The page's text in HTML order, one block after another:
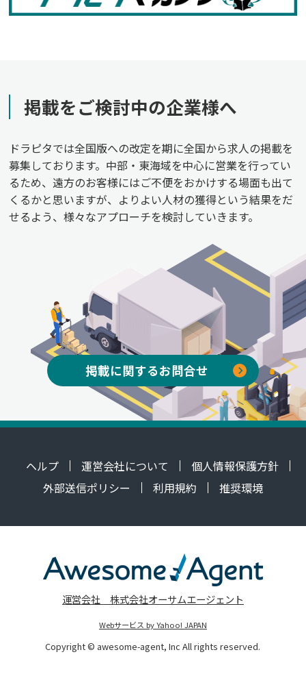
掲載をご検討中の企業様へ
ドラピタでは全国版への改定を期に全国から求人の掲載を
募集しております。中部・東海域を中心に営業を行ってい
るため、遠方のお客様にはご不便をおかけする場面も出て
くるかと思いますが、よりよい人材の獲得という結果をだ
せるよう、様々なアプローチを検討していきます。
掲載に関するお問合せ
ヘルプ 運営会社について
個人情報保護方針
外部送信ポリシー
利用規約 推奨環境
運営会社 株式会社オーサムエージェント
Webサービス by Yahoo! JAPAN
Copyright © awesome-agent, Inc All rights reserved.